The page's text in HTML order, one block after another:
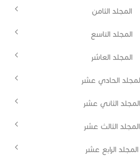
المجلد الثامن
المجلد التاسع
المجلد العاشر
الحادي عشر
المجلد الثاني عشر
المجلد الثالث عشر
المجلد الرابع عشر